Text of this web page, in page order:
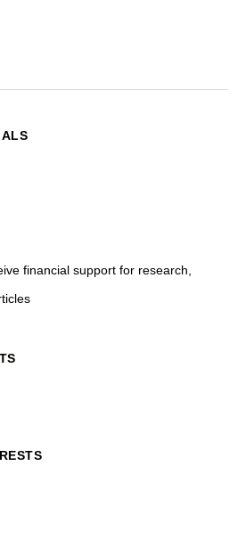
financial support for research,